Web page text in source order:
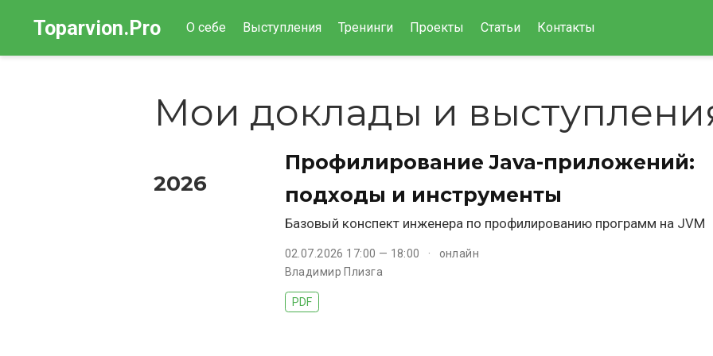
Toparvion.Pro О себе Выступления Тренинги Проекты Статьи Контакты
Мои доклады и
2026
Профилирование Java-приложений:
подходы и инструменты
Базовый конспект инженера по профилированию программ на JVM
02.07.2026 17:00 — 18:00
онлайн
Владимир Плизга
PDF